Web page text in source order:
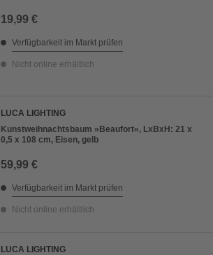
19,99 €
Verfügbarkeit im Markt prüfen
Nicht online erhältlich
LUCA LIGHTING
Kunstweihnachtsbaum »Beaufort«, LxBxH: 21 x
0,5 x 108 cm, Eisen, gelb
59,99 €
Verfügbarkeit im Markt prüfen
Nicht online erhältlich
LUCA LIGHTING